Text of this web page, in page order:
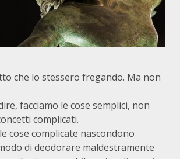
che lo stessero fregando. Ma non
facciamo le cose semplici, non
complicati.
cose complicate nascondono
di deodorare maldestramente